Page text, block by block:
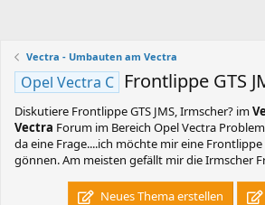
Vectra - Umbauten am Vectra
Opel Vectra C Frontlippe GTS
Diskutiere Frontlippe GTS JMS, Irmscher? im
Vectra Forum im Bereich Opel Vectra
da eine Frage....ich möchte mir eine Frontlippe
gönnen. Am meisten gefällt mir die Irmscher
Neues Thema erstellen